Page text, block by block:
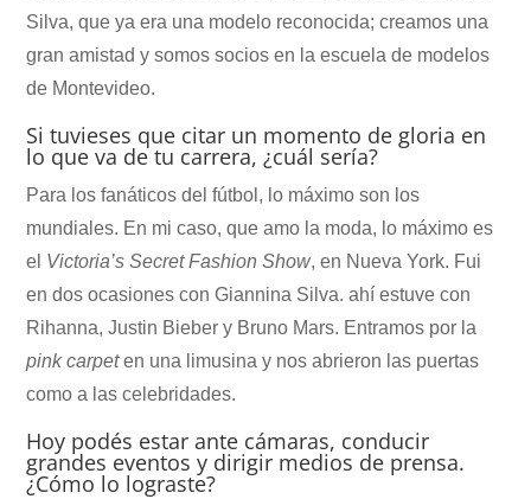
Silva, que ya era una modelo reconocida; creamos una
gran amistad y somos socios en la escuela de modelos
de Montevideo.
Si tuvieses que citar un momento de gloria en
lo que va de tu carrera, ¿cuál sería?
Para los fanáticos del fútbol, lo máximo son los
mundiales. En mi caso, que amo la moda, lo máximo es
el Victoria’s Secret Fashion Show, en Nueva York. Fui
en dos ocasiones con Giannina Silva. ahí estuve con
Rihanna, Justin Bieber y Bruno Mars. Entramos por la
pink carpeten una limusina y nos abrieron las puertas
como a las celebridades.
Hoy podés estar ante cámaras, conducir
grandes eventos y dirigir medios de prensa.
¿Cómo lo lograste?